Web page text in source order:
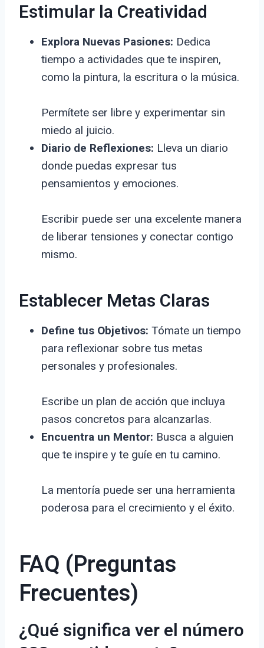
Estimular la Creatividad
Explora Nuevas Pasiones: Dedica
tiempo a actividades que te inspiren,
como la pintura, la escritura o la música.
Permítete ser libre y experimentar sin
miedo al juicio.
Diario de Reflexiones: Lleva un diario
donde puedas expresar tus
pensamientos y emociones.
Escribir puede ser una excelente manera
de liberar tensiones y conectar contigo
mismo.
Establecer Metas Claras
Define tus Objetivos: Tómate un tiempo
para reflexionar sobre tus metas
personales y profesionales.
Escribe un plan de acción que incluya
pasos concretos para alcanzarlas.
Encuentra un Mentor: Busca a alguien
que te inspire y te guíe en tu camino.
La mentoría puede ser una herramienta
poderosa para el crecimiento y el éxito.
FAQ (Preguntas
Frecuentes)
¿Qué significa ver el número